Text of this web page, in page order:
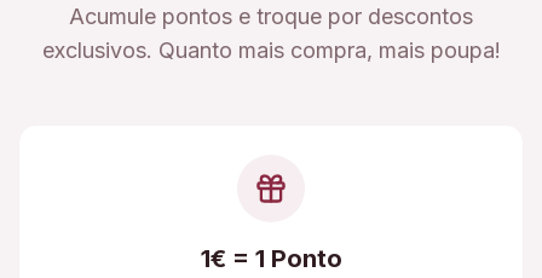
Acumule pontos e troque por descontos
exclusivos. Quanto mais compra, mais poupa!
1€ = 1 Ponto